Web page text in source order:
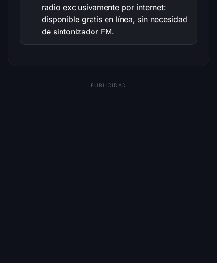
radio exclusivamente por internet:
disponible gratis en línea, sin necesidad
de sintonizador FM.
PUBLICIDAD